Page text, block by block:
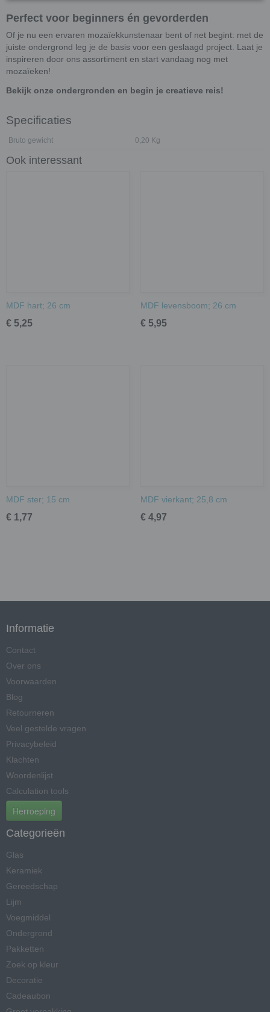
Perfect voor beginners én gevorderden
Of je nu een ervaren mozaïekkunstenaar bent of net begint: met de
juiste ondergrond leg je de basis voor een geslaagd project. Laat je
inspireren door ons assortiment en start vandaag nog met
mozaïeken!
Bekijk onze ondergronden en begin je creatieve reis!
Specificaties
Bruto gewicht 0,20 Kg
Ook interessant
MDF hart; 26 cm
€ 5,25
MDF levensboom; 26 cm
€ 5,95
MDF ster; 15 cm
€ 1,77
MDF vierkant; 25,8 cm
€ 4,97
Informatie
Contact
Over ons
Voorwaarden
Blog
Retourneren
Veel gestelde vragen
Privacybeleid
Klachten
Woordenlijst
Calculation tools
Herroeping
Categorieën
Glas
Keramiek
Gereedschap
Lijm
Voegmiddel
Ondergrond
Pakketten
Zoek op kleur
Decoratie
Cadeaubon